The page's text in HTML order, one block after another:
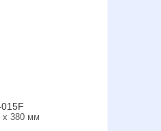
x 380 мм